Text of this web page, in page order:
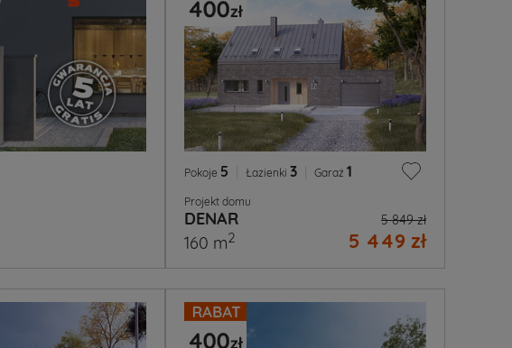
Pokoje 5 Łazienki 3 Garaż 1
Projekt domu
DENAR 5 849 zł
5 449 zł
160 m2